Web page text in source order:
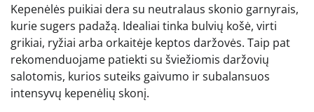
Kepenėlės puikiai dera su neutralaus skonio garnyrais,
kurie sugers padažą. Idealiai tinka bulvių košė, virti
grikiai, ryžiai arba orkaitėje keptos daržovės. Taip pat
rekomenduojame patiekti su šviežiomis daržovių
salotomis, kurios suteiks gaivumo ir subalansuos
intensyvų kepenėlių skonį.